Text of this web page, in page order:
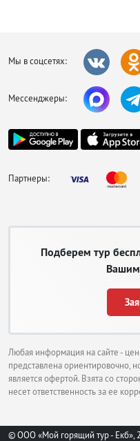
Мы в соцсетях:
Мессенджеры:
Партнеры:
Подберем тур
Любая информация на сайте -
представлена ориентировочно,
является офертой. Взята со
несет ответственность за ее
© ООО «Мой горящий тур - Екб»,